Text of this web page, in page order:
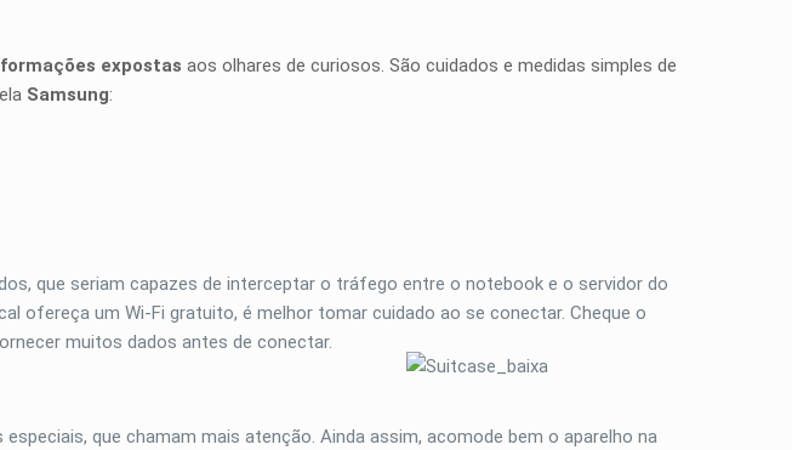
expostas aos olhares de curiosos. São cuidados e medidas simples de
Samsung:
que seriam capazes de interceptar o tráfego entre o notebook e o servidor do
ofereça um Wi-Fi gratuito, é melhor tomar cuidado ao se conectar. Cheque o
muitos dados antes de conectar.
que chamam mais atenção. Ainda assim, acomode bem o aparelho na